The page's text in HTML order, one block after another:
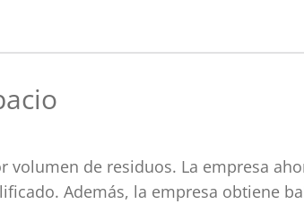
volumen de residuos. La empresa
Además, la empresa obtiene